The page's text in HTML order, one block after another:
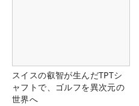
スイスの叡智が生んだTPTシ
ャフトで、ゴルフを異次元の
世界へ